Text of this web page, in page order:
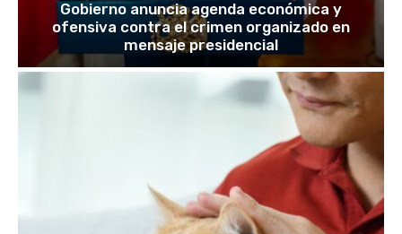
Gobierno anuncia agenda económica y
ofensiva contra el crimen organizado en
mensaje presidencial